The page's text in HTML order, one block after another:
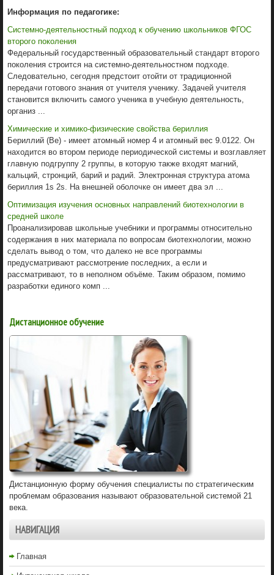
Информация по педагогике:
Системно-деятельностный подход к обучению школьников ФГОС
второго поколения
Федеральный государственный образовательный стандарт второго
поколения строится на системно-деятельностном подходе.
Следовательно, сегодня предстоит отойти от традиционной
передачи готового знания от учителя ученику. Задачей учителя
становится включить самого ученика в учебную деятельность,
организ ...
Химические и химико-физические свойства бериллия
Бериллий (Be) - имеет атомный номер 4 и атомный вес 9.0122. Он
находится во втором периоде периодической системы и возглавляет
главную подгруппу 2 группы, в которую также входят магний,
кальций, стронций, барий и радий. Электронная структура атома
бериллия 1s 2s. На внешней оболочке он имеет два эл ...
Оптимизация изучения основных направлений биотехнологии в
средней школе
Проанализировав школьные учебники и программы относительно
содержания в них материала по вопросам биотехнологии, можно
сделать вывод о том, что далеко не все программы
предусматривают рассмотрение последних, а если и
рассматривают, то в неполном объёме. Таким образом, помимо
разработки единого комп ...
Дистанционное обучение
Дистанционную форму обучения специалисты по стратегическим
проблемам образования называют образовательной системой 21
века.
НАВИГАЦИЯ
Главная